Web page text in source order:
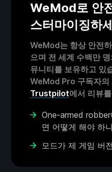
WeMod로 안
스터마이징하
WeMod는 항상 안전
으며 전 세계 수백만
뮤니티를 보유하고 있
WeMod Pro 구독자의
Trustpilot에서 리뷰
One-armed
면 어떻게 해야 하
모드가 제 게임 버